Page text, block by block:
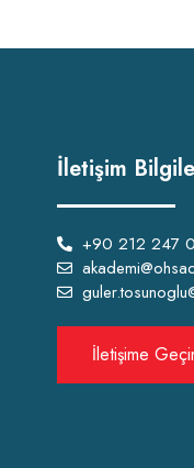
İletişim
+90 212 247
İletişime